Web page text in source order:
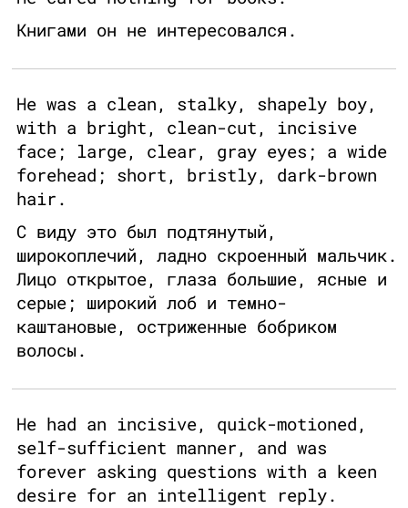
Книгами он не интересовался.
He was a clean, stalky, shapely boy,
with a bright, clean-cut, incisive
face; large, clear, gray eyes; a wide
forehead; short, bristly, dark-brown
hair.
С виду это был подтянутый,
широкоплечий, ладно скроенный мальчик.
Лицо открытое, глаза большие, ясные и
серые; широкий лоб и темно-
каштановые, остриженные бобриком
волосы.
He had an incisive, quick-motioned,
self-sufficient manner, and was
forever asking questions with a keen
desire for an intelligent reply.